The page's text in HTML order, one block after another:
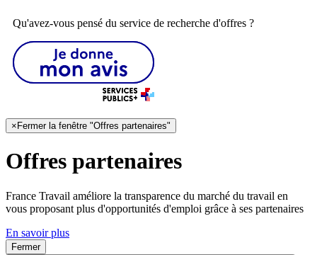
Qu'avez-vous pensé du service de recherche d'offres ?
× Fermer la fenêtre "Offres partenaires"
Offres partenaires
France Travail améliore la transparence du marché du travail en
vous proposant plus d'opportunités d'emploi grâce à ses partenaires
En savoir plus
Fermer